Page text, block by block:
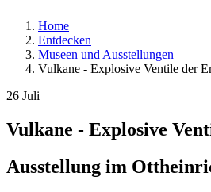
Home
Entdecken
Museen und Ausstellungen
Vulkane - Explosive Ventile der
26 Juli
Vulkane - Explosive
Ausstellung im